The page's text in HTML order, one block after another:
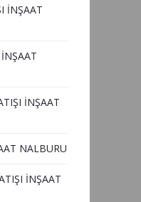
İNŞAAT
İNŞAAT
NALBURU
İNŞAAT